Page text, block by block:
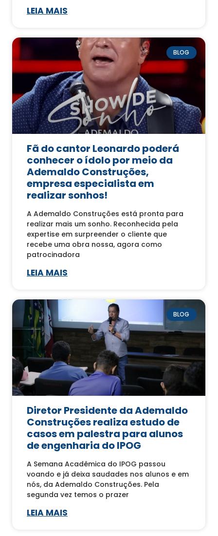
LEIA MAIS
BLOG
Fã do cantor Leonardo poderá
conhecer o ídolo por meio da
Ademaldo Construções,
empresa especialista em
realizar sonhos!
A Ademaldo Construções está pronta para
realizar mais um sonho. Reconhecida pela
expertise em surpreender o cliente que
recebe uma obra nossa, agora como
patrocinadora
LEIA MAIS
BLOG
Diretor Presidente da Ademaldo
Construções realiza estudo de
casos em palestra para alunos
de engenharia do IPOG
A Semana Acadêmica do IPOG passou
voando e já deixa saudades nos alunos e em
nós, da Ademaldo Construções. Pela
segunda vez temos o prazer
LEIA MAIS